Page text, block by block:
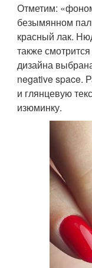
Отметим:
безымянном
красный лак.
также
дизайна
negative space.
и глянцевую
изюминку.